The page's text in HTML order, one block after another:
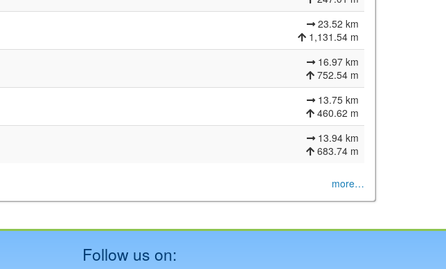
23.52 km
1,131.54 m
16.97 km
752.54 m
13.75 km
460.62 m
13.94 km
683.74 m
more…
Follow us on: